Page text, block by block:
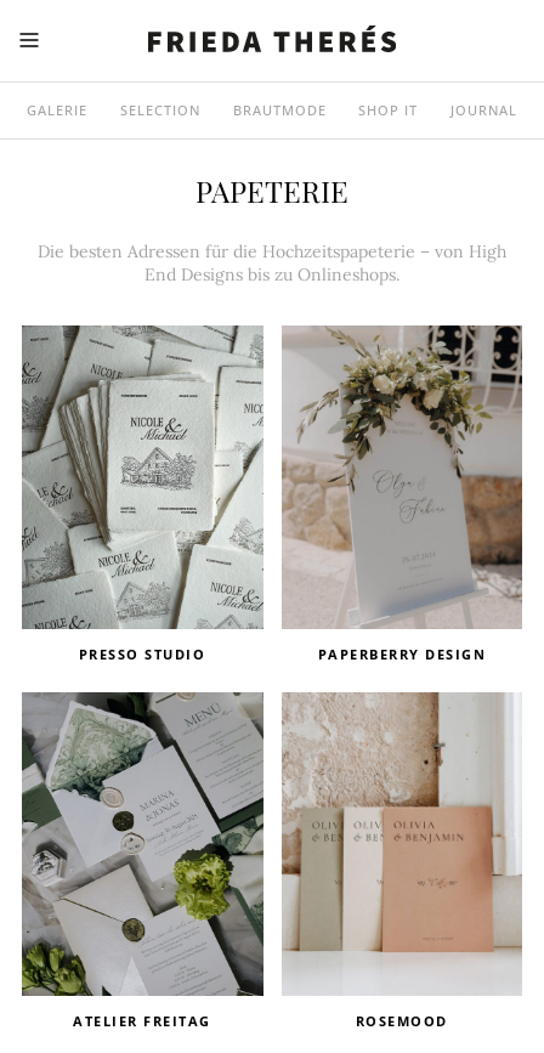
GALERIE SELECTION BRAUTMODE SHOP IT JOURNAL
PAPETERIE
Die besten Adressen für die Hochzeitspapeterie – von High
End Designs bis zu Onlineshops.
PRESSO STUDIO PAPERBERRY DESIGN
ATELIER FREITAG ROSEMOOD